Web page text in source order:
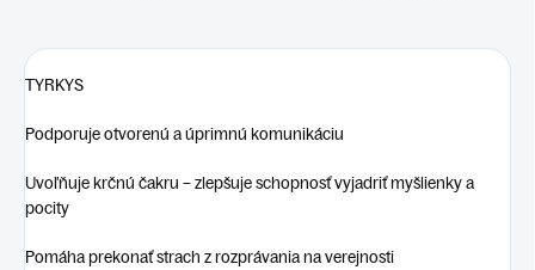
TYRKYS
Podporuje otvorenú a úprimnú komunikáciu
Uvoľňuje krčnú čakru – zlepšuje schopnosť vyjadriť myšlienky a
pocity
Pomáha prekonať strach z rozprávania na verejnosti